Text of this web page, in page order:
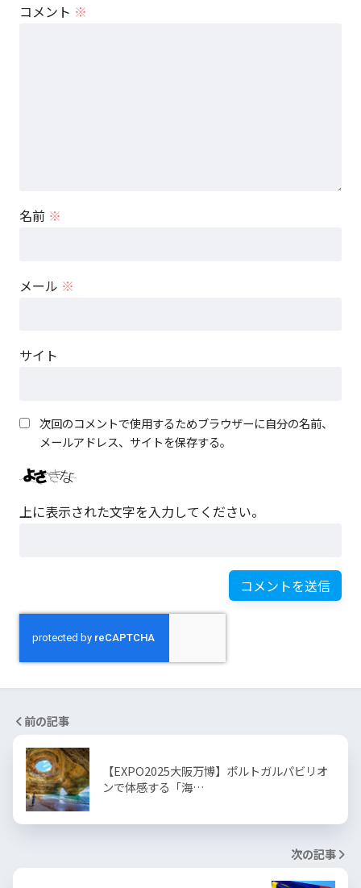
コメント ※
名前 ※
メール ※
サイト
次回のコメントで使用するためブラウザーに自分の名前、
メールアドレス、サイトを保存する。
上に表示された文字を入力してください。
前の記事
【EXPO2025大阪万博】ポルトガルパビリオ
ンで体感する「海…
次の記事